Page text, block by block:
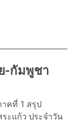
-กัมพูชา
คที่ 1 สรุป
ะแก้ว ประจำวัน